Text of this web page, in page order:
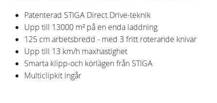
Patenterad STIGA Direct Drive-teknik
Upp till 13000 m² på en enda laddning
125 cm arbetsbredd - med 3 fritt roterande knivar
Upp till 13 km/h maxhastighet
Smarta klipp-och körlägen från STIGA
Multiclipkit ingår